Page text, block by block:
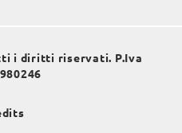
i diritti riservati. P.Iva